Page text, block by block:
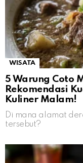
WISATA
5 Warung Coto
Rekomendasi
Kuliner Malam!
Di mana alamat
tersebut?